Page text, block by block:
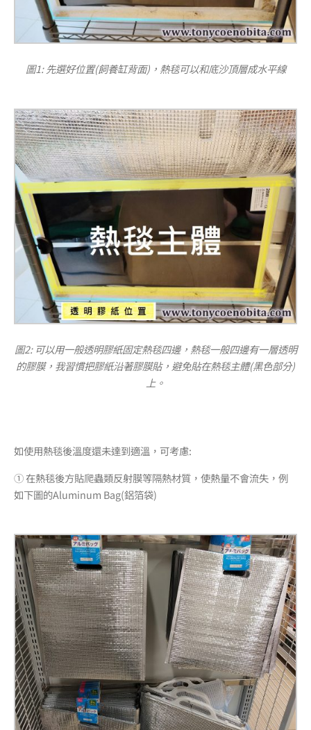
圖1: 先選好位置(飼養缸背面)，熱毯可以和底沙頂層成水平線
圖2: 可以用一般透明膠紙固定熱毯四邊，熱毯一般四邊有一層透明
的膠膜，我習慣把膠紙沿著膠膜貼，避免貼在熱毯主體(黑色部分)
上。
如使用熱毯後溫度還未達到適溫，可考慮:
① 在熱毯後方貼爬蟲類反射膜等隔熱材質，使熱量不會流失，例
如下圖的Aluminum Bag(鋁箔袋)